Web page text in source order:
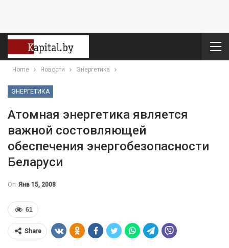
Home Новости Энергетика
ЭНЕРГЕТИКА
Атомная энергетика является
важной состовляющей
обеспечения энергобезопасности
Беларуси
On Янв 15, 2008
61
Share